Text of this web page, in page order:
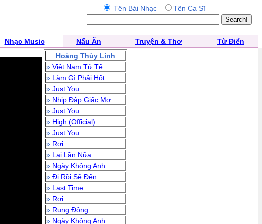
Tên Bài Nhạc Tên Ca Sĩ
Nhạc Music Nấu Ăn Truyện & Thơ
Từ Điển
Hoàng Thùy Linh
» Việt Nam Tử Tế
» Làm Gì Phải Hốt
» Just You
» Nhịp Đập Giấc Mơ
» Just You
» High (Official)
» Just You
» Rơi
» Lại Lần Nữa
» Ngày Không Anh
» Đi Rồi Sẽ Đến
» Last Time
» Rơi
» Rung Động
» Ngày Không Anh